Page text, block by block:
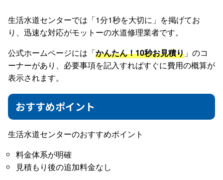
生活水道センターでは「1分1秒を大切に」を掲げてお
り、迅速な対応がモットーの水道修理業者です。
公式ホームページには「かんたん！10秒お見積り 」のコ
ーナーがあり、必要事項を記入すればすぐに費用の概算が
表示されます。
おすすめポイント
生活水道センターのおすすめポイント
料金体系が明確
見積もり後の追加料金なし